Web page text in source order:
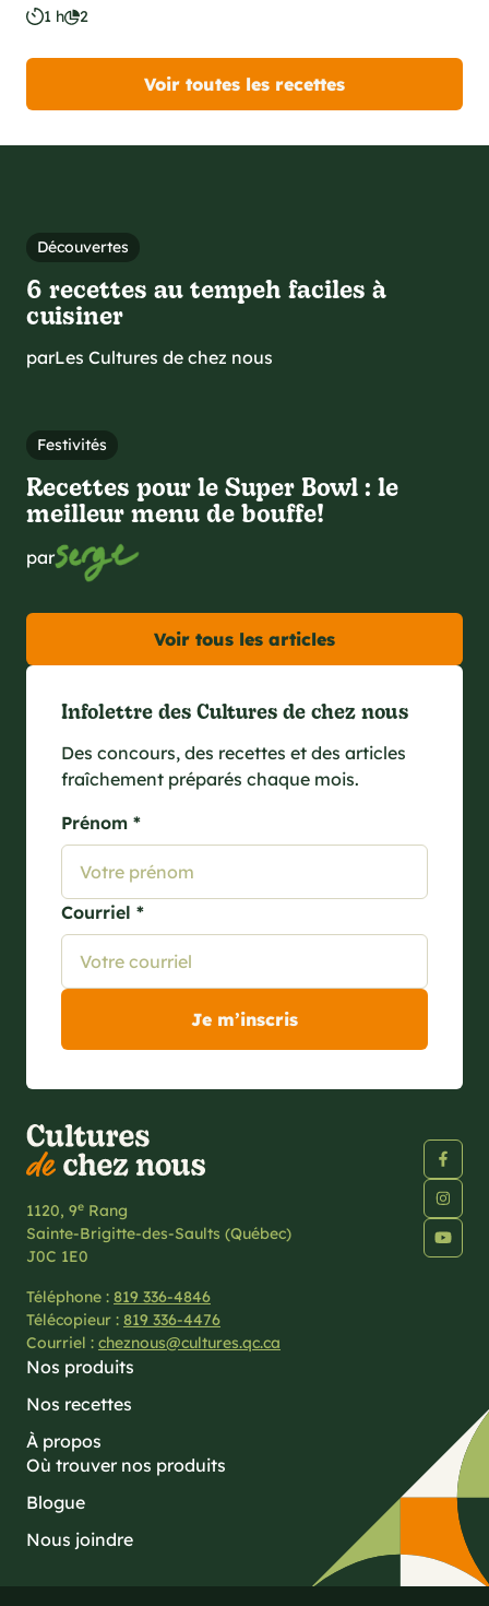
1 h 2
Voir toutes les recettes
Découvertes
6 recettes au tempeh faciles à
cuisiner
parLes Cultures de chez nous
Festivités
Recettes pour le Super Bowl : le
meilleur menu de bouffe!
par
Voir tous les articles
Infolettre des Cultures de chez nous
Des concours, des recettes et des articles
fraîchement préparés chaque mois.
Prénom *
Courriel *
1120, 9e Rang
Sainte-Brigitte-des-Saults (Québec)
J0C 1E0
Téléphone : 819 336-4846
Télécopieur : 819 336-4476
Courriel : cheznous@cultures.qc.ca
Nos produits
Nos recettes
À propos
Où trouver nos produits
Blogue
Nous joindre